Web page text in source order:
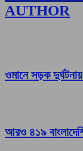
AUTHOR
ওমানে সড়ক
আরও ৪১৯